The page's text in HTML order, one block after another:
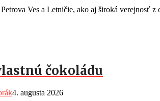
Ves a Letničie, ako aj široká verejnosť z
čokoládu
4. augusta 2026